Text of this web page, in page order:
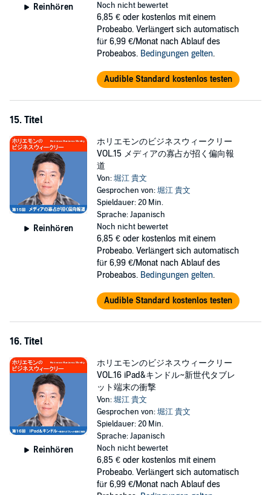
Reinhören
Noch nicht bewertet
6,85 € oder kostenlos mit einem
Probeabo. Verlängert sich automatisch
für 6,99 €/Monat nach Ablauf des
Probeabos. Bedingungen gelten.
Audible Standard kostenlos testen
15. Titel
Reinhören
ホリエモンのビジネスウィークリー
VOL.15 メディアの寡占が招く偏向報
道
Von:堀江 貴文
Gesprochen von:堀江 貴文
Spieldauer: 20 Min.
Sprache: Japanisch
Noch nicht bewertet
6,85 € oder kostenlos mit einem
Probeabo. Verlängert sich automatisch
für 6,99 €/Monat nach Ablauf des
Probeabos. Bedingungen gelten.
Audible Standard kostenlos testen
16. Titel
Reinhören
ホリエモンのビジネスウィークリー
VOL.16 iPad&キンドル~新世代タブレ
ット端末の衝撃
Von:堀江 貴文
Gesprochen von:堀江 貴文
Spieldauer: 20 Min.
Sprache: Japanisch
Noch nicht bewertet
6,85 € oder kostenlos mit einem
Probeabo. Verlängert sich automatisch
für 6,99 €/Monat nach Ablauf des